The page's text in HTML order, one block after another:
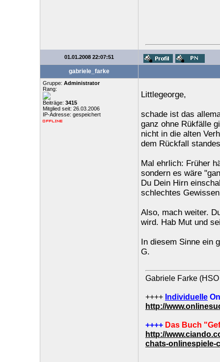
01.01.2008 22:07:51
gabriele_farke
Gruppe: Administrator
Rang:
Beiträge: 3415
Mitglied seit: 26.03.2006
IP-Adresse: gespeichert
Littlegeorge,
schade ist das
ganz ohne Rükfälle
nicht in die alten
dem Rückfall
Mal ehrlich: Früher
sondern es wäre
Du Dein Hirn
schlechtes
Also, mach weiter.
wird. Hab Mut und
In diesem Sinne ein
G.
Gabriele Farke (HSO
++++ Individuelle
http://
++++ Das Buch
http://
chats-onlinespiele-